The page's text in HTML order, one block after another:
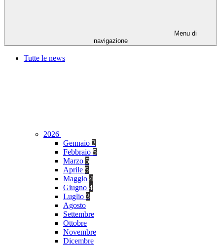
Menu di
navigazione
Tutte le news
2026
Gennaio 2
Febbraio 5
Marzo 5
Aprile 5
Maggio 4
Giugno 4
Luglio 3
Agosto
Settembre
Ottobre
Novembre
Dicembre